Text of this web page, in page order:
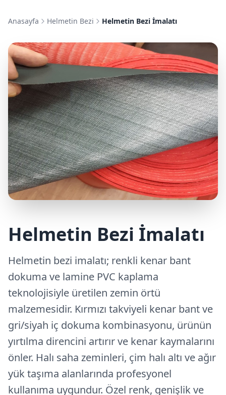
Anasayfa Helmetin Bezi Helmetin Bezi İmalatı
Helmetin Bezi İmalatı
Helmetin bezi imalatı; renkli kenar bant
dokuma ve lamine PVC kaplama
teknolojisiyle üretilen zemin örtü
malzemesidir. Kırmızı takviyeli kenar bant ve
gri/siyah iç dokuma kombinasyonu, ürünün
yırtılma direncini artırır ve kenar kaymalarını
önler. Halı saha zeminleri, çim halı altı ve ağır
yük taşıma alanlarında profesyonel
kullanıma uygundur. Özel renk, genişlik ve